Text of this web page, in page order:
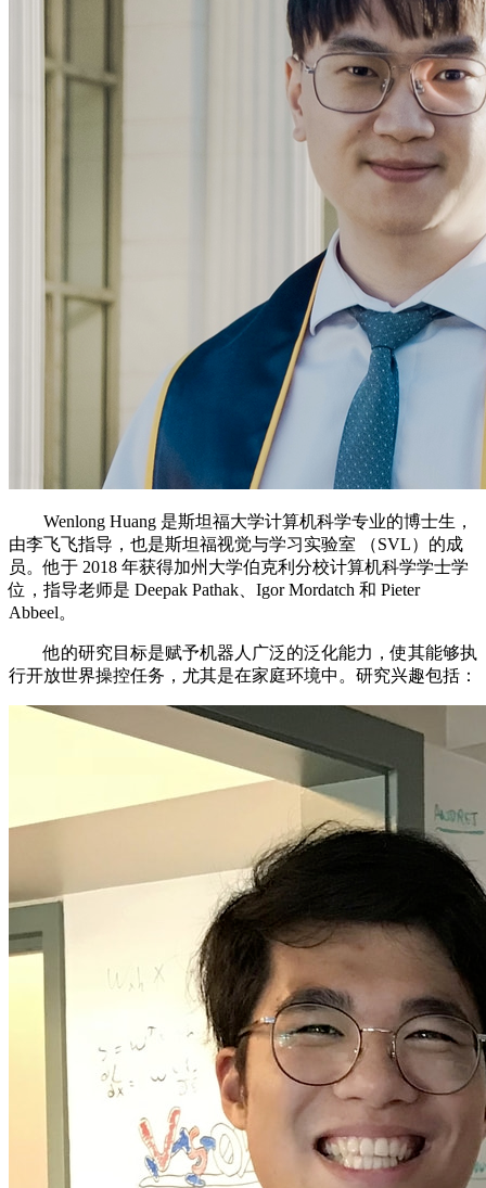
Wenlong Huang 是斯坦福大学计算机科学专业的博士生，
由李飞飞指导，也是斯坦福视觉与学习实验室 （SVL）的成
员。他于 2018 年获得加州大学伯克利分校计算机科学学士学
位，指导老师是 Deepak Pathak、Igor Mordatch 和 Pieter
Abbeel。
他的研究目标是赋予机器人广泛的泛化能力，使其能够执
行开放世界操控任务，尤其是在家庭环境中。研究兴趣包括：